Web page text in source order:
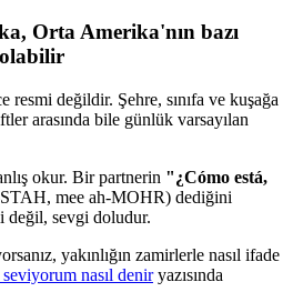
Orta Amerika'nın bazı
olabilir
resmi değildir. Şehre, sınıfa ve kuşağa
arasında bile günlük varsayılan
okur. Bir partnerin "¿Cómo está,
mee ah-MOHR) dediğini
değil, sevgi doludur.
yakınlığın zamirlerle nasıl ifade
nasıl deniryazısında